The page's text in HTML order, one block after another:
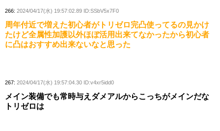
266: 2024/04/17(水) 19:57:02.89 ID:SSbV5x7F0
周年付近で増えた初心者がトリゼロ完凸使ってるの見かけ
たけど全属性加護以外ほぼ活用出来てなかったから初心者
に凸はおすすめ出来ないなと思った
267: 2024/04/17(水) 19:57:04.30 ID:v4xr5idd0
メイン装備でも常時与えダメアルからこっちがメインだな
トリゼロは